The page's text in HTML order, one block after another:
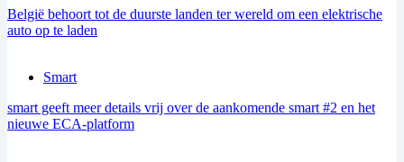
België behoort tot de duurste landen ter wereld om een elektrische
auto op te laden
Smart
smart geeft meer details vrij over de aankomende smart #2 en het
nieuwe ECA-platform